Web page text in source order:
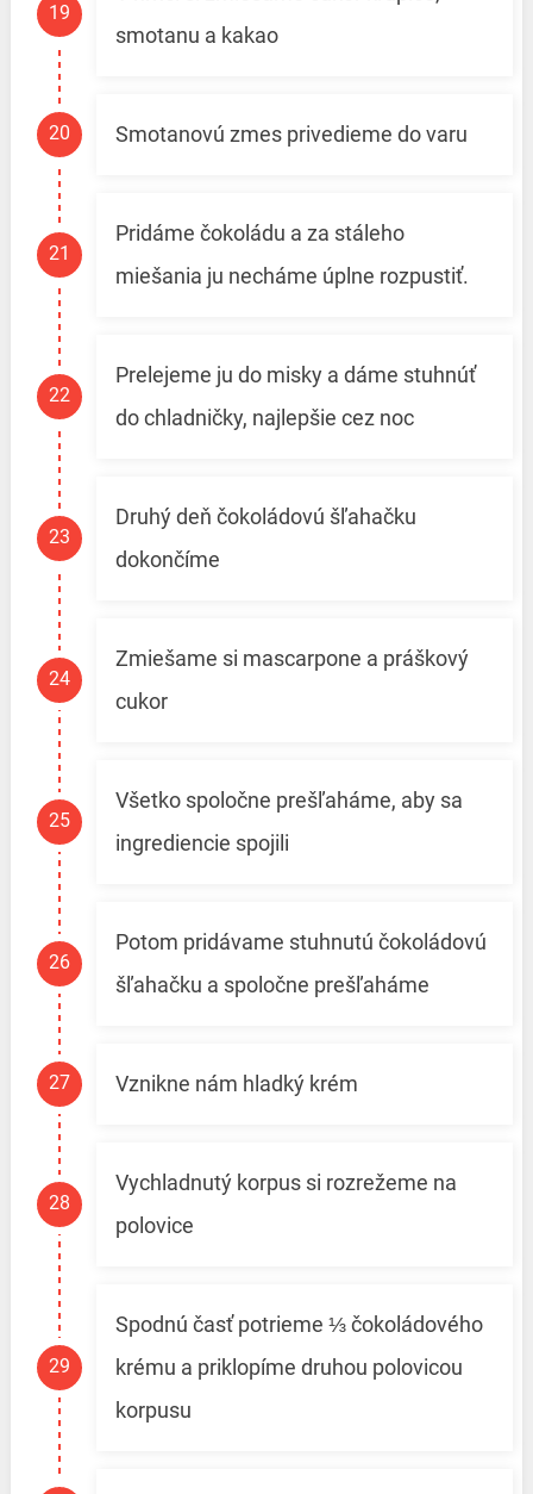
smotanu a kakao
Smotanovú zmes privedieme do varu
Pridáme čokoládu a za stáleho
miešania ju necháme úplne rozpustiť.
Prelejeme ju do misky a dáme stuhnúť
do chladničky, najlepšie cez noc
Druhý deň čokoládovú šľahačku
dokončíme
Zmiešame si mascarpone a práškový
cukor
Všetko spoločne prešľaháme, aby sa
ingrediencie spojili
Potom pridávame stuhnutú čokoládovú
šľahačku a spoločne prešľaháme
Vznikne nám hladký krém
Vychladnutý korpus si rozrežeme na
polovice
Spodnú časť potrieme ⅓ čokoládového
krému a priklopíme druhou polovicou
korpusu